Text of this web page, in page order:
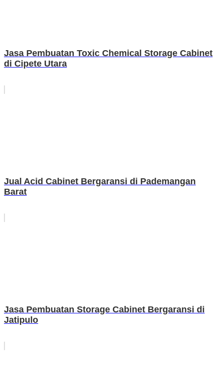
Jasa Pembuatan Toxic Chemical Storage Cabinet
di Cipete Utara
Jual Acid Cabinet Bergaransi di Pademangan
Barat
Jasa Pembuatan Storage Cabinet Bergaransi di
Jatipulo